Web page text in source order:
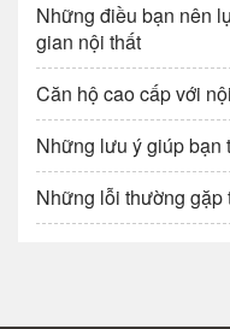
Những điều bạn nên
gian nội thất
Căn hộ cao cấp với
Những lưu ý giúp bạn
Những lỗi thường gặp